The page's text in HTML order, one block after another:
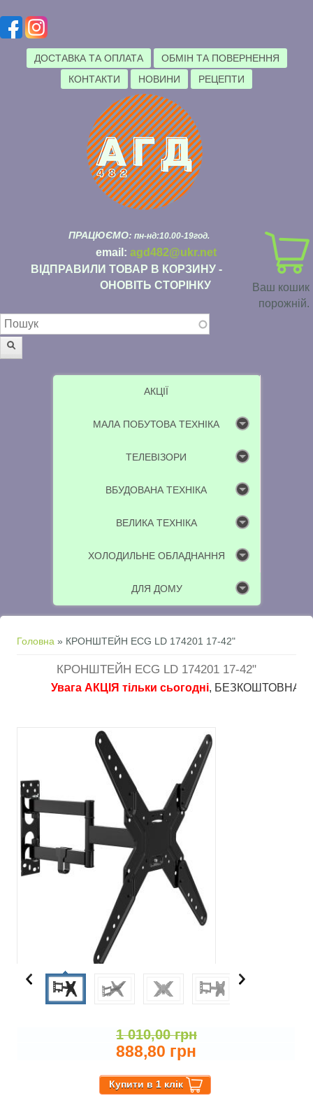
ДОСТАВКА ТА ОПЛАТА
ОБМІН ТА ПОВЕРНЕННЯ
КОНТАКТИ
НОВИНИ РЕЦЕПТИ
Ваш кошик
порожній.
ПРАЦЮЄМО: пн-нд:10.00-19год.
email: agd482@ukr.net
ВІДПРАВИЛИ ТОВАР В КОРЗИНУ -
ОНОВІТЬ СТОРІНКУ
Пошукова форма
АКЦІЇ
МАЛА ПОБУТОВА ТЕХНІКА
ТЕЛЕВІЗОРИ
ВБУДОВАНА ТЕХНІКА
ВЕЛИКА ТЕХНІКА
ХОЛОДИЛЬНЕ ОБЛАДНАННЯ
ДЛЯ ДОМУ
Ви є тут
Головна » КРОНШТЕЙН ECG LD 174201 17-42"
КРОНШТЕЙН ECG LD 174201 17-42"
Увага АКЦІЯ тільки сьогодні, БЕЗКОШТОВНА
1 010,00 грн
888,80 грн